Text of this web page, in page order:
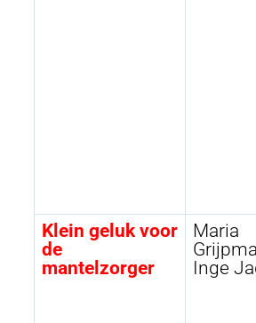
Klein geluk voor
de
mantelzorger
Maria
Inge